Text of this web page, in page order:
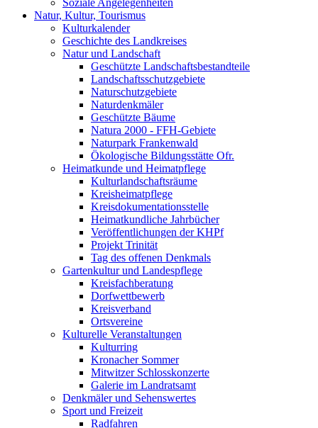
Soziale Angelegenheiten
Natur, Kultur, Tourismus
Kulturkalender
Geschichte des Landkreises
Natur und Landschaft
Geschützte Landschaftsbestandteile
Landschaftsschutzgebiete
Naturschutzgebiete
Naturdenkmäler
Geschützte Bäume
Natura 2000 - FFH-Gebiete
Naturpark Frankenwald
Ökologische Bildungsstätte Ofr.
Heimatkunde und Heimatpflege
Kulturlandschaftsräume
Kreisheimatpflege
Kreisdokumentationsstelle
Heimatkundliche Jahrbücher
Veröffentlichungen der KHPf
Projekt Trinität
Tag des offenen Denkmals
Gartenkultur und Landespflege
Kreisfachberatung
Dorfwettbewerb
Kreisverband
Ortsvereine
Kulturelle Veranstaltungen
Kulturring
Kronacher Sommer
Mitwitzer Schlosskonzerte
Galerie im Landratsamt
Denkmäler und Sehenswertes
Sport und Freizeit
Radfahren